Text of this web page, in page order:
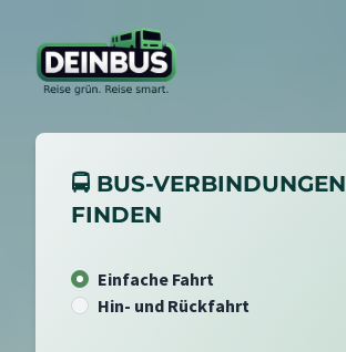
🚍 BUS-VERBINDUNGEN
FINDEN
Einfache Fahrt
Hin- und Rückfahrt